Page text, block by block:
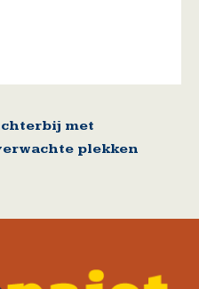
met
plekken